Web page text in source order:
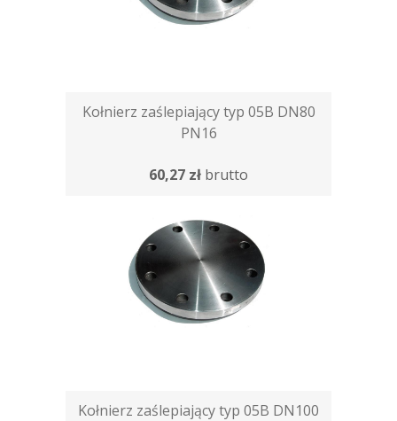
Kołnierz zaślepiający typ 05B DN80
PN16
60,27 zł brutto
Kołnierz zaślepiający typ 05B DN100